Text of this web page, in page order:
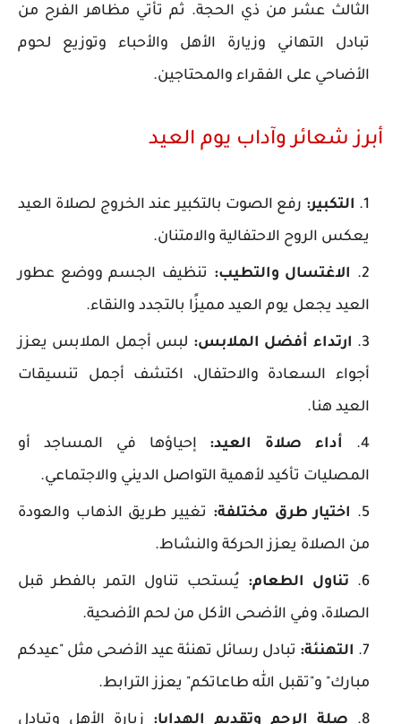
الثالث عشر من ذي الحجة. ثم تأتي مظاهر الفرح من
تبادل التهاني وزيارة الأهل والأحباء وتوزيع لحوم
الأضاحي على الفقراء والمحتاجين.
أبرز شعائر وآداب يوم العيد
التكبير: رفع الصوت بالتكبير عند الخروج لصلاة العيد
يعكس الروح الاحتفالية والامتنان.
الاغتسال والتطيب: تنظيف الجسم ووضع عطور
العيد يجعل يوم العيد مميزًا بالتجدد والنقاء.
ارتداء أفضل الملابس: لبس أجمل الملابس يعزز
أجواء السعادة والاحتفال، اكتشف أجمل تنسيقات
العيد هنا.
أداء صلاة العيد: إحياؤها في المساجد أو
المصليات تأكيد لأهمية التواصل الديني والاجتماعي.
اختيار طرق مختلفة: تغيير طريق الذهاب والعودة
من الصلاة يعزز الحركة والنشاط.
تناول الطعام: يُستحب تناول التمر بالفطر قبل
الصلاة، وفي الأضحى الأكل من لحم الأضحية.
التهنئة: تبادل رسائل تهنئة عيد الأضحى مثل "عيدكم
مبارك" و"تقبل الله طاعاتكم" يعزز الترابط.